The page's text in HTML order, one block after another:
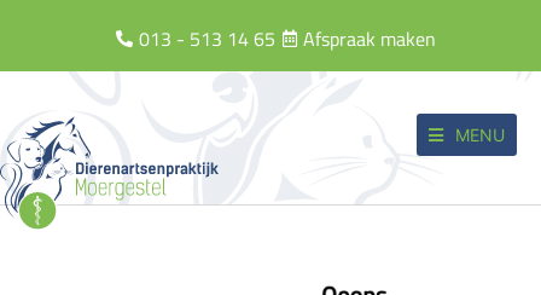
013 - 513 14 65 Afspraak maken
MENU